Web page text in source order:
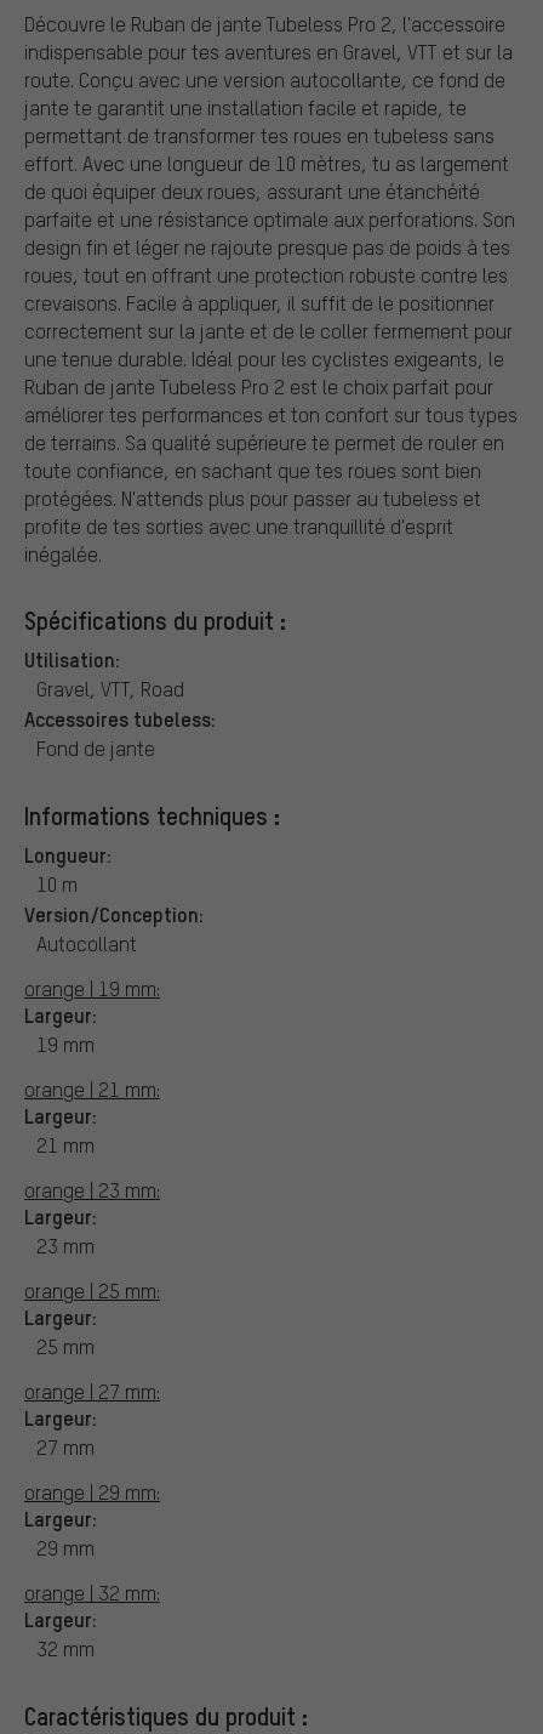
Découvre le Ruban de jante Tubeless Pro 2, l'accessoire
indispensable pour tes aventures en Gravel, VTT et sur la
route. Conçu avec une version autocollante, ce fond de
jante te garantit une installation facile et rapide, te
permettant de transformer tes roues en tubeless sans
effort. Avec une longueur de 10 mètres, tu as largement
de quoi équiper deux roues, assurant une étanchéité
parfaite et une résistance optimale aux perforations. Son
design fin et léger ne rajoute presque pas de poids à tes
roues, tout en offrant une protection robuste contre les
crevaisons. Facile à appliquer, il suffit de le positionner
correctement sur la jante et de le coller fermement pour
une tenue durable. Idéal pour les cyclistes exigeants, le
Ruban de jante Tubeless Pro 2 est le choix parfait pour
améliorer tes performances et ton confort sur tous types
de terrains. Sa qualité supérieure te permet de rouler en
toute confiance, en sachant que tes roues sont bien
protégées. N'attends plus pour passer au tubeless et
profite de tes sorties avec une tranquillité d'esprit
inégalée.
Spécifications du produit :
Utilisation:
Gravel, VTT, Road
Accessoires tubeless:
Fond de jante
Informations techniques :
Longueur:
10 m
Version/Conception:
Autocollant
orange | 19 mm:
Largeur:
19 mm
orange | 21 mm:
Largeur:
21 mm
orange | 23 mm:
Largeur:
23 mm
orange | 25 mm:
Largeur:
25 mm
orange | 27 mm:
Largeur:
27 mm
orange | 29 mm:
Largeur:
29 mm
orange | 32 mm:
Largeur:
32 mm
Caractéristiques du produit :